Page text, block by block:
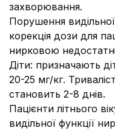
захворювання.
Порушення
корекція дози для
нирковою
Діти: призначають
20-25 мг/кг.
становить 2-8 днів.
Пацієнти літнього
видільної функції